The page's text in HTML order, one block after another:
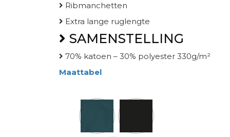
Ribmanchetten
Extra lange ruglengte
SAMENSTELLING
70% katoen – 30% polyester 330g/m²
Maattabel